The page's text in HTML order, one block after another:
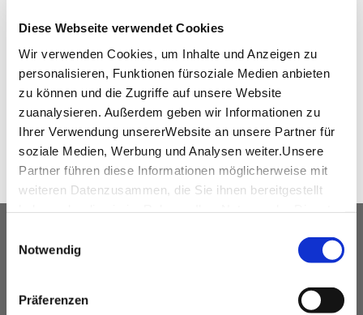
Diese Webseite verwendet Cookies
Wir verwenden Cookies, um Inhalte und Anzeigen zu
personalisieren, Funktionen fürsoziale Medien anbieten
zu können und die Zugriffe auf unsere Website
zuanalysieren. Außerdem geben wir Informationen zu
Ihrer Verwendung unsererWebsite an unsere Partner für
soziale Medien, Werbung und Analysen weiter.Unsere
Partner führen diese Informationen möglicherweise mit
weiteren Datenzusammen, die Sie ihnen bereitgestellt
Impressum
Notwendig
Präferenzen
www.mercure.com
WEITEREMPFEHLEN
UNSER SERVICE FÜR
VERANSTALTUNGSPLANER
kostenfreie Beratung